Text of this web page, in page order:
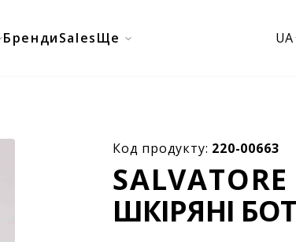
БрендиSalesЩе UA
Код продукту: 220-00663
ШКІРЯНІ